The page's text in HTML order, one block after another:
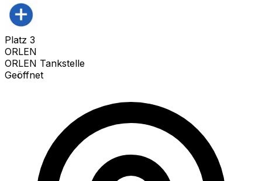
Platz 3
ORLEN
ORLEN Tankstelle
Geöffnet